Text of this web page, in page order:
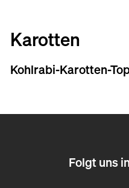
Karotten
Kohlrabi-Karotten-
Folgt uns